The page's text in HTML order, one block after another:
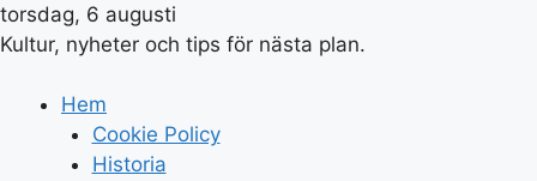
torsdag, 6 augusti
Kultur, nyheter och tips för nästa plan.
Hem
Cookie Policy
Historia